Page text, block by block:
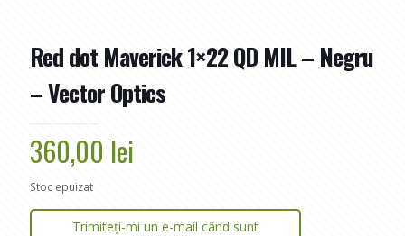
Red dot Maverick 1×22 QD MIL – Negru
– Vector Optics
360,00 lei
Stoc epuizat
Trimiteți-mi un e-mail când sunt